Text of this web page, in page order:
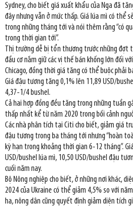
Sydney, cho biết giá xuất khẩu của Nga đã
đây nhưng vẫn ở mức thấp. Giá lúa mì có thể
trong những tháng tới và nói thêm rằng “có
trong thời gian tới”.
Thị trường dễ bị tổn thương trước những đợt
đầu cơ nắm giữ các vị thế bán khống lớn đối
Chicago, đồng thời giá tăng có thể buộc phải
Giá đậu tương tăng 0,1% lên 11,89 USD/
4,37-1/4 bushel.
Cả hai hợp đồng đều tăng trong những tuần
thấp nhất kể từ năm 2020 trong bối cảnh
Các nhà phân tích tại Citi cho biết, giảm giá
đậu tương trong ba tháng tới nhưng “hoàn
kỳ hạn trong khoảng thời gian 6-12 tháng”.
USD/bushel lúa mì, 10,50 USD/bushel đậu
cuối năm nay.
Bộ Nông nghiệp cho biết, ở những nơi khác,
2024 của Ukraine có thể giảm 4,5% so với
ha, nông dân cũng quyết định giảm diện tích